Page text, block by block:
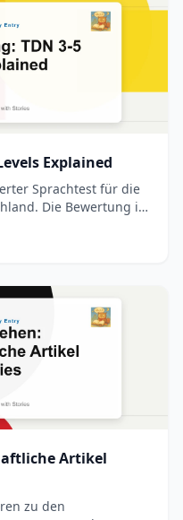
Explained
Sprachtest für die
Die Bewertung in
Artikel
zu den